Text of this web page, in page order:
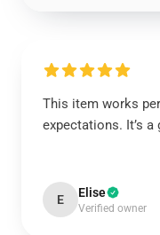
This item works
expectations. It’s
E Elise
Verified owner